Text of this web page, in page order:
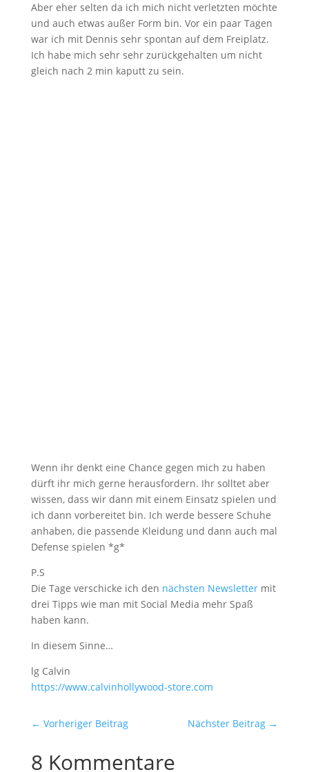
Aber eher selten da ich mich nicht verletzten möchte
und auch etwas außer Form bin. Vor ein paar Tagen
war ich mit Dennis sehr spontan auf dem Freiplatz.
Ich habe mich sehr sehr zurückgehalten um nicht
gleich nach 2 min kaputt zu sein.
Wenn ihr denkt eine Chance gegen mich zu haben
dürft ihr mich gerne herausfordern. Ihr solltet aber
wissen, dass wir dann mit einem Einsatz spielen und
ich dann vorbereitet bin. Ich werde bessere Schuhe
anhaben, die passende Kleidung und dann auch mal
Defense spielen *g*
P.S
Die Tage verschicke ich den nächsten Newslettermit
drei Tipps wie man mit Social Media mehr Spaß
haben kann.
In diesem Sinne…
lg Calvin
https://​www.calvinhollywood-store.com
← Vorheriger Beitrag Nächster Beitrag →
8 Kommentare